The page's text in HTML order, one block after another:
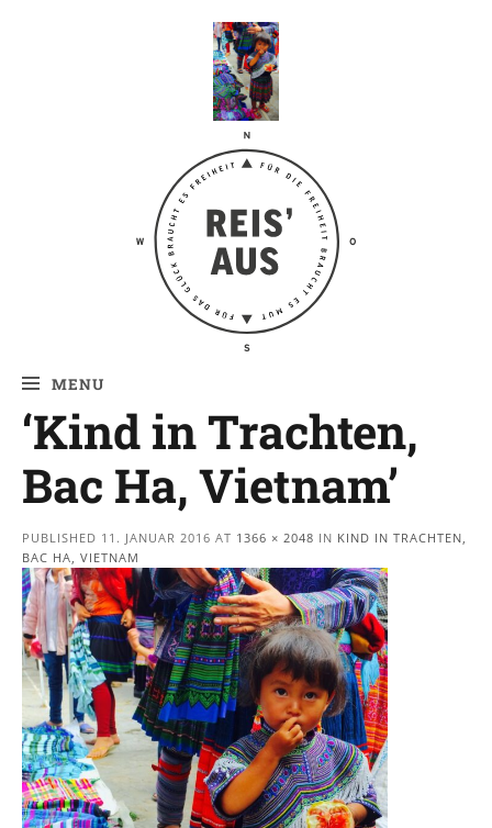
Reis' aus –
Reiseblog
MENU
‘Kind in Trachten,
Bac Ha, Vietnam’
PUBLISHED 11. JANUAR 2016 AT 1366 × 2048 IN KIND IN TRACHTEN,
BAC HA, VIETNAM